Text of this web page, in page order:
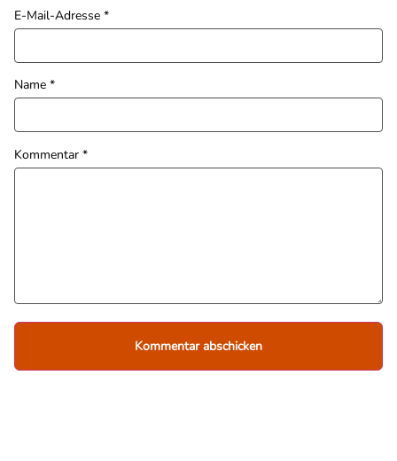
Kommentar *
Name *
E-Mail-Adresse *